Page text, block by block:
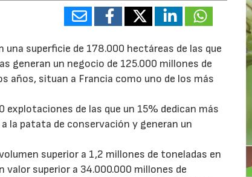
superficie de 178.000 hectáreas de las que
generan un negocio de 125.000 millones de
años, situan a Francia como uno de los más
de las que un 15% dedican más
la patata de conservación y generan un
superior a 1,2 millones de toneladas en
superior a 34.000.000 millones de